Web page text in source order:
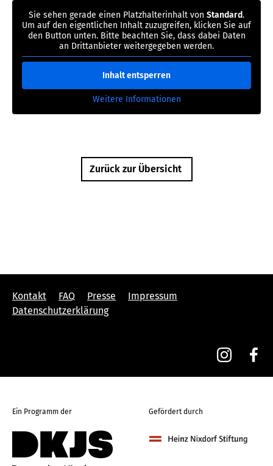
Sie sehen gerade einen Platzhalterinhalt von Standard.
Um auf den eigentlichen Inhalt zuzugreifen, klicken Sie auf
den Button unten. Bitte beachten Sie, dass dabei Daten
an Drittanbieter weitergegeben werden.
Inhalt entsperren
Weitere Informationen
Zurück zur Übersicht
Kontakt FAQ Presse
Impressum
Datenschutzerklärung
Ein Programm der Gefördert durch